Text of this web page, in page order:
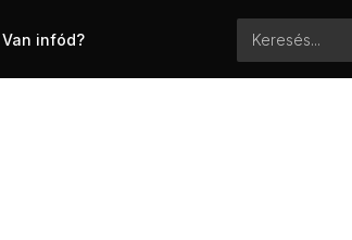
Van infód?